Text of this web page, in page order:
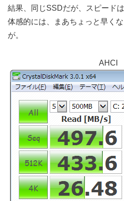
結果、同じSSDだが、スピード
体感的には、まあちょっと早く
が。
AHCI